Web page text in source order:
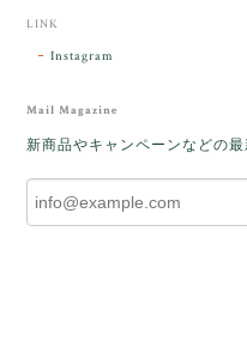
した。
をあたたかく迎
しく思います。
ランパサラン」
傍で そっと見守
LINK
Instagram
Mail Magazine
新商品やキャンペーンなどの